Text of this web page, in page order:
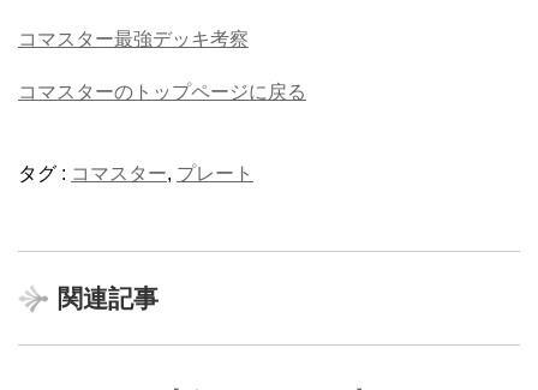
コマスター最強デッキ考察
コマスターのトップページに戻る
タグ : コマスター, プレート
関連記事